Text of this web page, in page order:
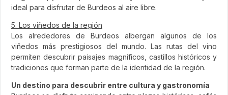
ideal para disfrutar de Burdeos al aire libre.
5. Los viñedos de la región
Los alrededores de Burdeos albergan algunos de los
viñedos más prestigiosos del mundo. Las rutas del vino
permiten descubrir paisajes magníficos, castillos históricos y
tradiciones que forman parte de la identidad de la región.
Un destino para descubrir entre cultura y gastronomía